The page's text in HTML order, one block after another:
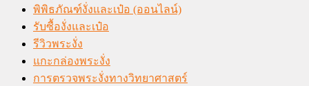
พิพิธภัณฑ์งั่งและเป๋อ (ออนไลน์)
รับซื้องั่งและเป๋อ
รีวิวพระงั่ง
แกะกล่องพระงั่ง
การตรวจพระงั่งทางวิทยาศาสตร์